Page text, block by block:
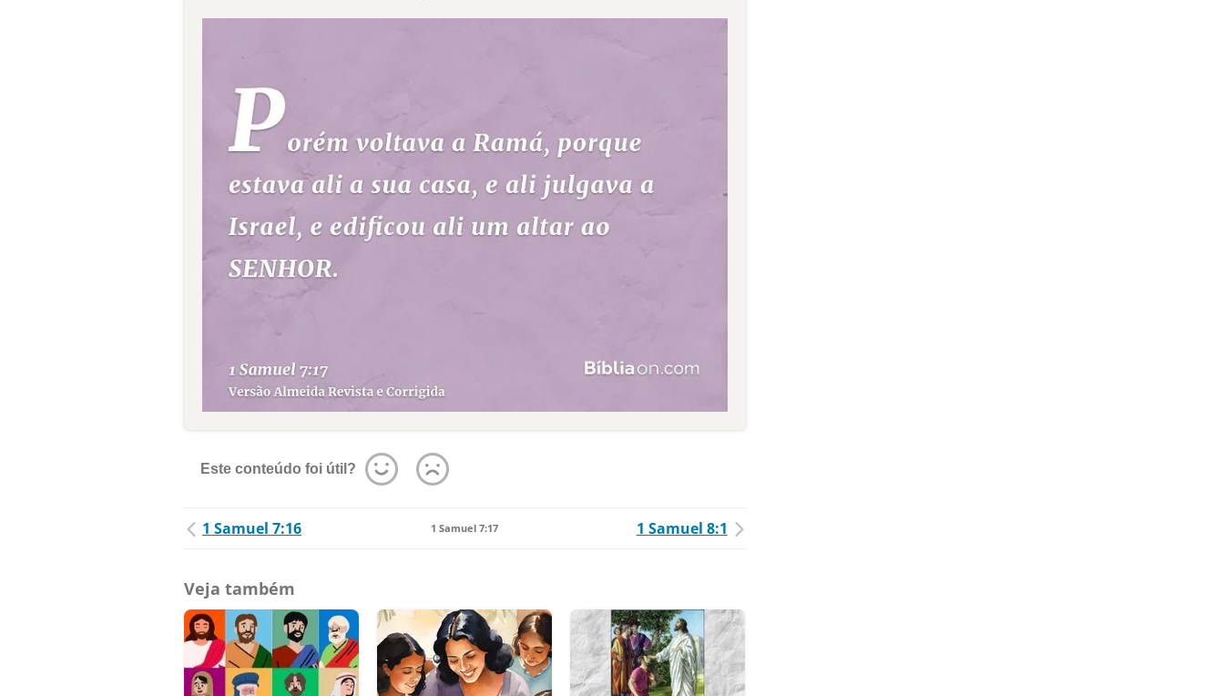
Este conteúdo foi útil?
1 Samuel 7:16 1 Samuel 7:17 1 Samuel 8:1
Veja também